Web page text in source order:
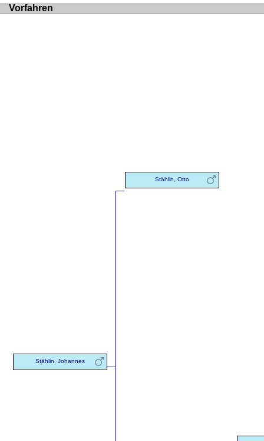
Vorfahren
Stählin, Johannes
Stählin, Otto